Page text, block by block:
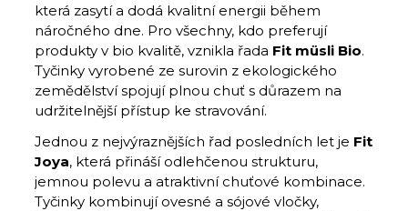
která zasytí a dodá kvalitní energii během
náročného dne. Pro všechny, kdo preferují
produkty v bio kvalitě, vznikla řada Fit müsli Bio.
Tyčinky vyrobené ze surovin z ekologického
zemědělství spojují plnou chuť s důrazem na
udržitelnější přístup ke stravování.
Jednou z nejvýraznějších řad posledních let je Fit
Joya, která přináší odlehčenou strukturu,
jemnou polevu a atraktivní chuťové kombinace.
Tyčinky kombinují ovesné a sójové vločky,